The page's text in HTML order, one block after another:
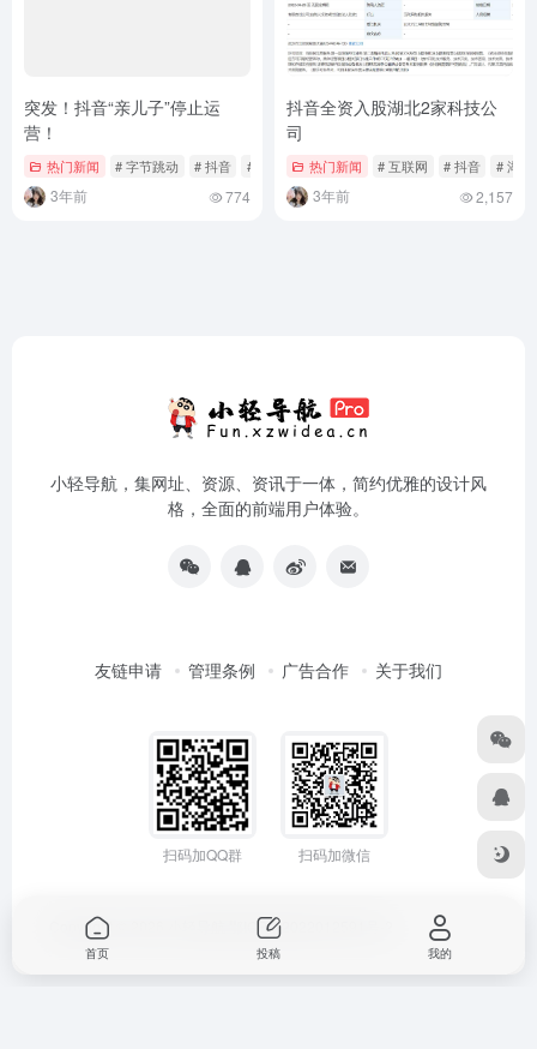
突发！抖音“亲儿子”停止运
营！
热门新闻 # 字节跳动 # 抖音 # 时光相册
3年前 774
抖音全资入股湖北2家科技公
司
热门新闻 # 互联网 # 抖音 # 湖北
3年前 2,157
小轻导航，集网址、资源、资讯于一体，简约优雅的设计风
格，全面的前端用户体验。
友链申请 管理条例 广告合作 关于我们
扫码加QQ群 扫码加微信
Copyright © 2026 鄂ICP备2022012591号-2
首页 投稿 我的